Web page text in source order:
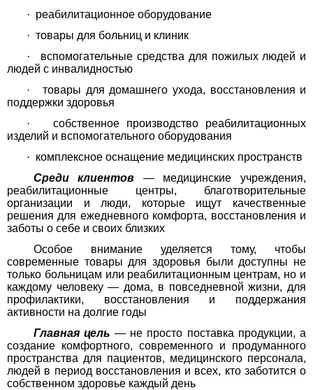
· реабилитационное оборудование
· товары для больниц и клиник
·
вспомогательные средства для пожилых людей и
людей с инвалидностью
·
товары для домашнего ухода, восстановления и
поддержки здоровья
·
собственное производство реабилитационных
изделий и вспомогательного оборудования
· комплексное оснащение медицинских пространств
Среди клиентов — медицинские учреждения,
реабилитационные центры, благотворительные
организации и люди, которые ищут качественные
решения для ежедневного комфорта, восстановления и
заботы о себе и своих близких
Особое внимание уделяется тому, чтобы
современные товары для здоровья были доступны не
только больницам или реабилитационным центрам, но и
каждому человеку — дома, в повседневной жизни, для
профилактики, восстановления и поддержания
активности на долгие годы
Главная цель — не просто поставка продукции, а
создание комфортного, современного и продуманного
пространства для пациентов, медицинского персонала,
людей в период восстановления и всех, кто заботится о
собственном здоровье каждый день